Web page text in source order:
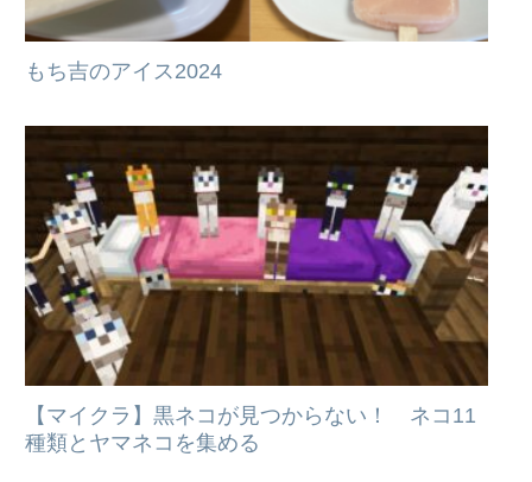
もち吉のアイス2024
【マイクラ】黒ネコが見つからない！ ネコ11
種類とヤマネコを集める